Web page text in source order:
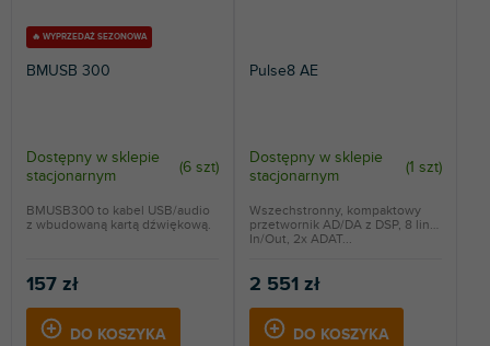
🔥 WYPRZEDAŻ SEZONOWA
BMUSB 300
Dostępny w sklepie
stacjonarnym
(6 szt)
157 zł
DO KOSZYKA
BMUSB300 to kabel USB/audio
z wbudowaną kartą dźwiękową.
Pulse8 AE
Dostępny w sklepie
stacjonarnym
(1 szt)
2 551 zł
DO KOSZYKA
Wszechstronny, kompaktowy
przetwornik AD/DA z DSP, 8 line
In/Out, 2x ADAT...